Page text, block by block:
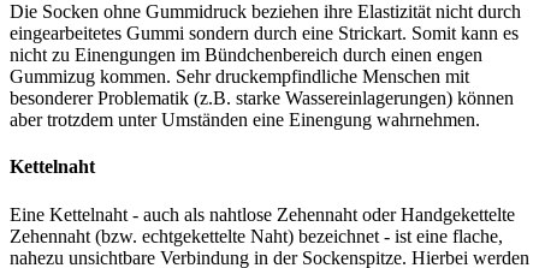
Die Socken ohne Gummidruck beziehen ihre Elastizität nicht durch
eingearbeitetes Gummi sondern durch eine Strickart. Somit kann es
nicht zu Einengungen im Bündchenbereich durch einen engen
Gummizug kommen. Sehr druckempfindliche Menschen mit
besonderer Problematik (z.B. starke Wassereinlagerungen) können
aber trotzdem unter Umständen eine Einengung wahrnehmen.
Kettelnaht
Eine Kettelnaht - auch als nahtlose Zehennaht oder Handgekettelte
Zehennaht (bzw. echtgekettelte Naht) bezeichnet - ist eine flache,
nahezu unsichtbare Verbindung in der Sockenspitze. Hierbei werden